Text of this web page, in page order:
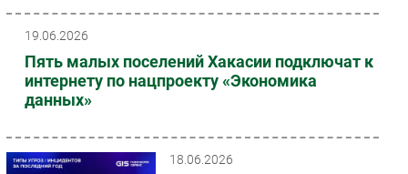
19.06.2026
Пять малых поселений Хакасии подключат к
интернету по нацпроекту «Экономика
данных»
18.06.2026